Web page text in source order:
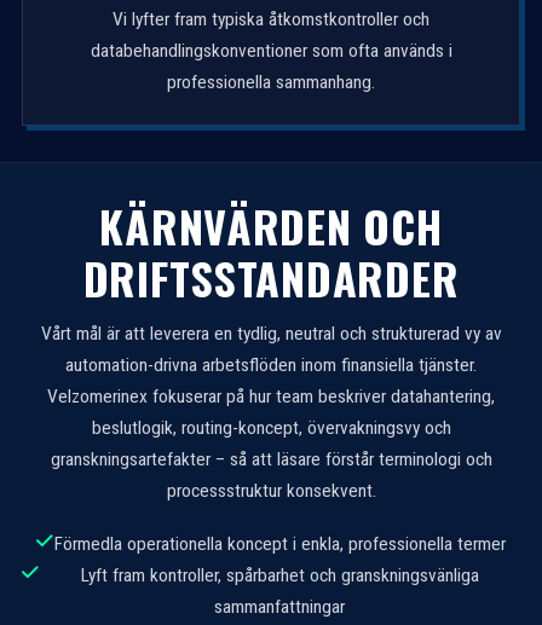
Vi lyfter fram typiska åtkomstkontroller och
databehandlingskonventioner som ofta används i
professionella sammanhang.
KÄRNVÄRDEN OCH
DRIFTSSTANDARDER
Vårt mål är att leverera en tydlig, neutral och strukturerad vy av
automation-drivna arbetsflöden inom finansiella tjänster.
Velzomerinex fokuserar på hur team beskriver datahantering,
beslutlogik, routing-koncept, övervakningsvy och
granskningsartefakter – så att läsare förstår terminologi och
processstruktur konsekvent.
Förmedla operationella koncept i enkla, professionella termer
Lyft fram kontroller, spårbarhet och granskningsvänliga
sammanfattningar